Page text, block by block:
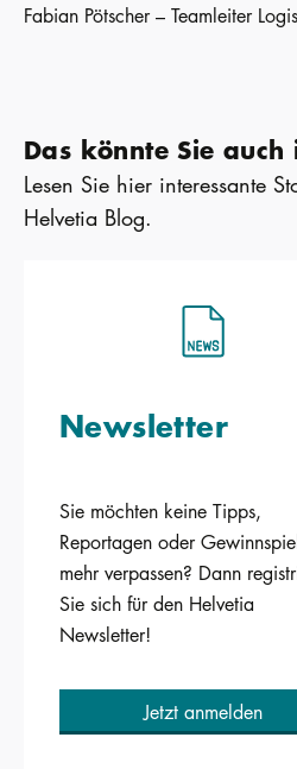
Fabian Pötscher – Teamleiter
Das könnte Sie auch
Lesen Sie hier interessante
Helvetia Blog.
Newsletter
Sie möchten keine Tipps,
Reportagen oder
mehr verpassen? Dann
Sie sich für den Helvetia
Newsletter!
Jetzt anmelden